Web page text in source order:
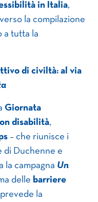
in Italia,
la compilazione
a tutta la
di civiltà: al via
Giornata
disabilità,
– che riunisce i
di Duchenne e
la campagna Un
delle barriere
la